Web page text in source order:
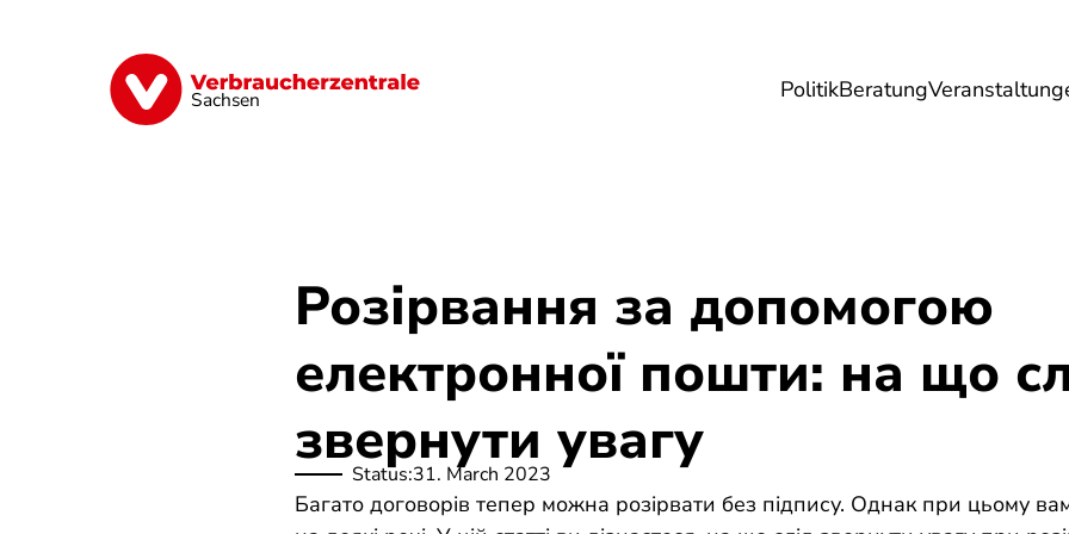
Sachsen PolitikBeratung
Vorsorge Verträge Geld & Versicherungen Digitales Energie &
Розірвання за допомогою
електронної пошти: на що
звернути увагу
Status:31. March 2023
Багато договорів тепер можна розірвати без підпису. Однак при цьому